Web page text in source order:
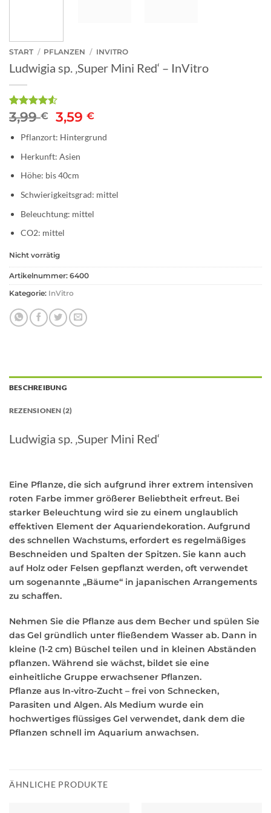
START / PFLANZEN / INVITRO
Ludwigia sp. ‚Super Mini Red‘ – InVitro
Bewertet
mit4.5
von 5,
basierend
2
Kundenbewertungen
3,99€ Ursprünglicher
Preis
war:
3,99 €
3,59€Aktueller
ist:
Pflanzort: Hintergrund
Herkunft: Asien
Höhe: bis 40cm
Schwierigkeitsgrad: mittel
Beleuchtung: mittel
CO2: mittel
Nicht vorrätig
Artikelnummer: 6400
Kategorie: InVitro
BESCHREIBUNG
REZENSIONEN (2)
Ludwigia sp. ‚Super Mini Red‘
Eine Pflanze, die sich aufgrund ihrer extrem intensiven
roten Farbe immer größerer Beliebtheit erfreut. Bei
starker Beleuchtung wird sie zu einem unglaublich
effektiven Element der Aquariendekoration. Aufgrund
des schnellen Wachstums, erfordert es regelmäßiges
Beschneiden und Spalten der Spitzen. Sie kann auch
auf Holz oder Felsen gepflanzt werden, oft verwendet
um sogenannte „Bäume“ in japanischen Arrangements
zu schaffen.
Nehmen Sie die Pflanze aus dem Becher und spülen Sie
das Gel gründlich unter fließendem Wasser ab. Dann in
kleine (1-2 cm) Büschel teilen und in kleinen Abständen
pflanzen. Während sie wächst, bildet sie eine
einheitliche Gruppe erwachsener Pflanzen.
Pflanze aus In-vitro-Zucht – frei von Schnecken,
Parasiten und Algen. Als Medium wurde ein
hochwertiges flüssiges Gel verwendet, dank dem die
Pflanzen schnell im Aquarium anwachsen.
ÄHNLICHE PRODUKTE